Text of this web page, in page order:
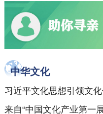
中华文化
习近平文化思想引领文
来自“中国文化产业第一